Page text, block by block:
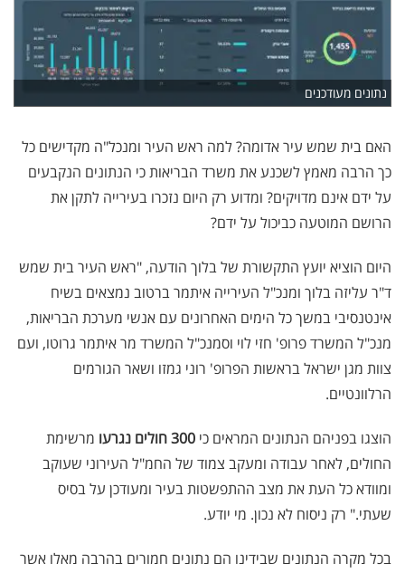
נתונים מעודכנים
האם בית שמש עיר אדומה? למה ראש העיר ומנכל"ה מקדישים כל
כך הרבה מאמץ לשכנע את משרד הבריאות כי הנתונים הנקבעים
על ידם אינם מדויקים? ומדוע רק היום נזכרו בעירייה לתקן את
הרושם המוטעה כביכול על ידם?
היום הוציא יועץ התקשורת של בלוך הודעה, "ראש העיר בית שמש
ד"ר עליזה בלוך ומנכ"ל העירייה איתמר ברטוב נמצאים בשיח
אינטנסיבי במשך כל הימים האחרונים עם אנשי מערכת הבריאות,
מנכ"ל המשרד פרופ' חזי לוי וסמנכ"ל המשרד מר איתמר גרוטו, ועם
צוות מגן ישראל בראשות הפרופ' רוני גמזו ושאר הגורמים
הרלוונטיים.
הוצגו בפניהם הנתונים המראים כי 300 חולים נגרעו
מרשימת
החולים, לאחר עבודה ומעקב צמוד של החמ"ל העירוני שעוקב
ומוודא כל העת את מצב ההתפשטות בעיר ומעודכן על בסיס
שעתי." רק ניסוח לא נכון. מי יודע.
בכל מקרה הנתונים שבידינו הם נתונים חמורים בהרבה מאלו אשר